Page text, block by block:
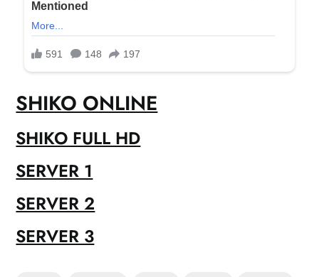
SHIKO ONLINE
SHIKO FULL HD
SERVER 1
SERVER 2
SERVER 3